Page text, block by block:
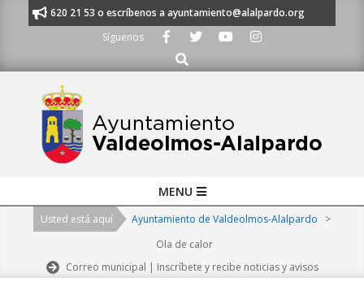
al 91 620 21 53 o escríbenos a ayuntamiento@alalpardo.org
Síguenos
Buscar
Navigation
MENU
Usted está aquí Ayuntamiento de Valdeolmos-Alalpardo
>
Ola de calor
Correo municipal | Inscríbete y recibe noticias y avisos